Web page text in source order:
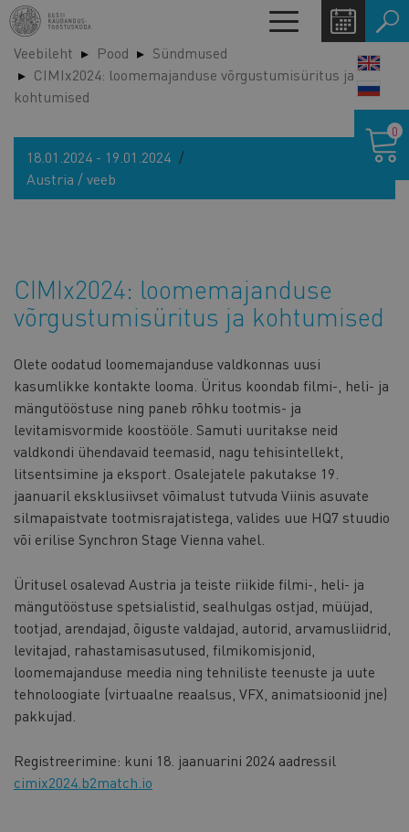
Liigu
edasi
põhisisu
juurde
Toggle
navigation
Veebileht Pood
Sündmused
CIMIx2024: loomemajanduse võrgustumisüritus ja
kohtumised
18.01.2024 - 19.01.2024
Austria / veeb
CIMIx2024: loomemajanduse
võrgustumisüritus ja kohtumised
Olete oodatud loomemajanduse valdkonnas uusi
kasumlikke kontakte looma. Üritus koondab filmi-, heli- ja
mängutööstuse ning paneb rõhku tootmis- ja
levitamisvormide koostööle. Samuti uuritakse neid
valdkondi ühendavaid teemasid, nagu tehisintellekt,
litsentsimine ja eksport. Osalejatele pakutakse 19.
jaanuaril eksklusiivset võimalust tutvuda Viinis asuvate
silmapaistvate tootmisrajatistega, valides uue HQ7 stuudio
või erilise Synchron Stage Vienna vahel.
Üritusel osalevad Austria ja teiste riikide filmi-, heli- ja
mängutööstuse spetsialistid, sealhulgas ostjad, müüjad,
tootjad, arendajad, õiguste valdajad, autorid, arvamusliidrid,
levitajad, rahastamisasutused, filmikomisjonid,
loomemajanduse meedia ning tehniliste teenuste ja uute
tehnoloogiate (virtuaalne reaalsus, VFX, animatsioonid jne)
pakkujad.
Registreerimine: kuni 18. jaanuarini 2024 aadressil
cimix2024.b2match.io
0